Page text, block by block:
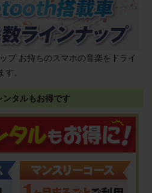
プ お持ちのスマホの⾳楽をドライ
。
ンタルもお得です